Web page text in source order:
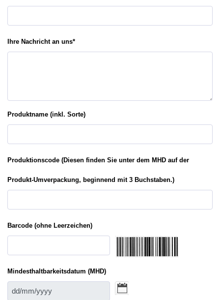
Ihre Nachricht an uns*
Produktname (inkl. Sorte)
Produktionscode (Diesen finden Sie unter dem MHD auf der
Produkt-Umverpackung, beginnend mit 3 Buchstaben.)
Barcode (ohne Leerzeichen)
Mindesthaltbarkeitsdatum (MHD)